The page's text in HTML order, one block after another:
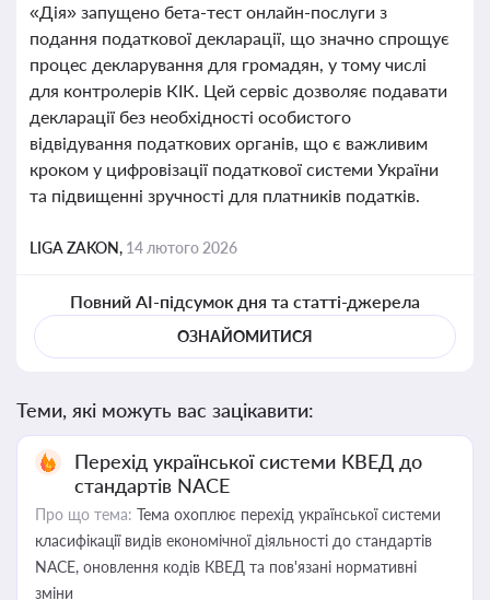
«Дія» запущено бета-тест онлайн-послуги з
подання податкової декларації, що значно спрощує
процес декларування для громадян, у тому числі
для контролерів КІК. Цей сервіс дозволяє подавати
декларації без необхідності особистого
відвідування податкових органів, що є важливим
кроком у цифровізації податкової системи України
та підвищенні зручності для платників податків.
LIGA ZAKON, 14 лютого 2026
Повний AI-підсумок дня та статті-джерела
ОЗНАЙОМИТИСЯ
Теми, які можуть вас зацікавити:
Перехід української системи КВЕД до
стандартів NACE
Про що тема: Тема охоплює перехід української системи
класифікації видів економічної діяльності до стандартів
NACE, оновлення кодів КВЕД та пов'язані нормативні
зміни